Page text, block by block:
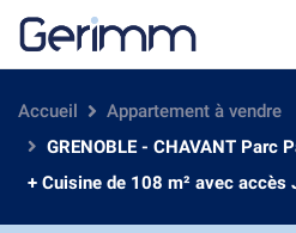
Accueil
Appartement à vendre
GRENOBLE - CHAVANT Parc
+ Cuisine de 108 m² avec accès